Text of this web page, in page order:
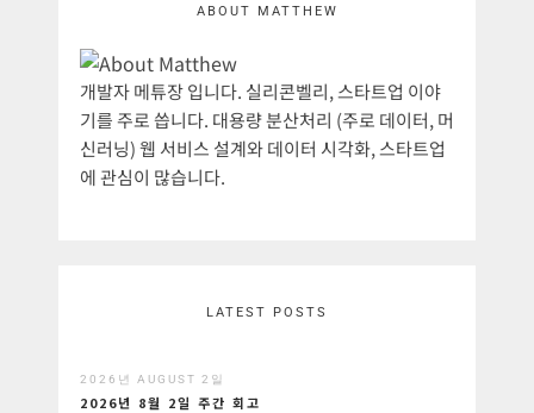
ABOUT MATTHEW
개발자 메튜장 입니다. 실리콘벨리, 스타트업 이야
기를 주로 씁니다. 대용량 분산처리 (주로 데이터, 머
신러닝) 웹 서비스 설계와 데이터 시각화, 스타트업
에 관심이 많습니다.
LATEST POSTS
2026년 AUGUST 2일
2026년 8월 2일 주간 회고